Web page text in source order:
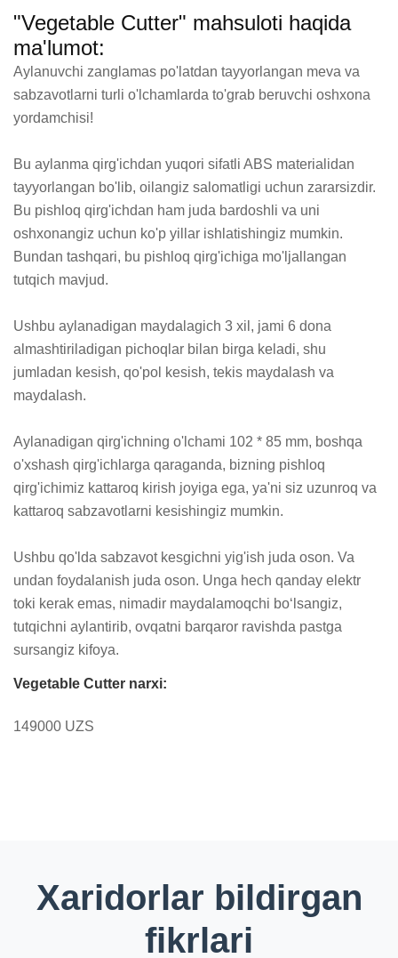
"Vegetable Cutter" mahsuloti haqida
ma'lumot:
Aylanuvchi zanglamas po'latdan tayyorlangan meva va
sabzavotlarni turli o'lchamlarda to'grab beruvchi oshxona
yordamchisi!
Bu aylanma qirg'ichdan yuqori sifatli ABS materialidan
tayyorlangan bo'lib, oilangiz salomatligi uchun zararsizdir.
Bu pishloq qirg'ichdan ham juda bardoshli va uni
oshxonangiz uchun ko'p yillar ishlatishingiz mumkin.
Bundan tashqari, bu pishloq qirg'ichiga mo'ljallangan
tutqich mavjud.
Ushbu aylanadigan maydalagich 3 xil, jami 6 dona
almashtiriladigan pichoqlar bilan birga keladi, shu
jumladan kesish, qo'pol kesish, tekis maydalash va
maydalash.
Aylanadigan qirg'ichning o'lchami 102 * 85 mm, boshqa
o'xshash qirg'ichlarga qaraganda, bizning pishloq
qirg'ichimiz kattaroq kirish joyiga ega, ya'ni siz uzunroq va
kattaroq sabzavotlarni kesishingiz mumkin.
Ushbu qo'lda sabzavot kesgichni yig'ish juda oson. Va
undan foydalanish juda oson. Unga hech qanday elektr
toki kerak emas, nimadir maydalamoqchi bo‘lsangiz,
tutqichni aylantirib, ovqatni barqaror ravishda pastga
sursangiz kifoya.
Vegetable Cutter narxi:
149000 UZS
Xaridorlar bildirgan
fikrlari